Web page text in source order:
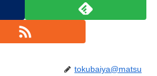
tokubaiya@matsu